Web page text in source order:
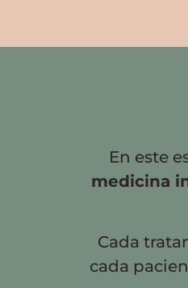
En este
medicina
Cada
cada